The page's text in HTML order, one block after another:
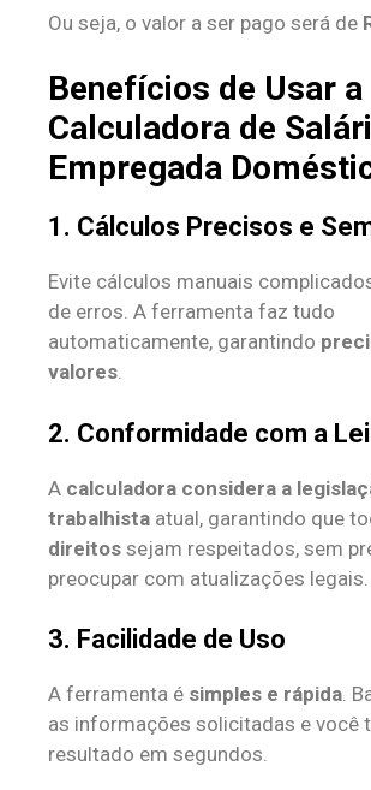
Ou seja, o valor a ser pago será de
Benefícios de Usar a
Calculadora de
Empregada
1. Cálculos Precisos e
Evite cálculos manuais
de erros. A ferramenta faz tudo
automaticamente, garantindo
valores.
2. Conformidade com a Lei
A calculadora considera a
trabalhista atual, garantindo que
direitos sejam respeitados, sem
preocupar com atualizações legais.
3. Facilidade de Uso
A ferramenta é simples e rápida.
as informações solicitadas e você
resultado em segundos.